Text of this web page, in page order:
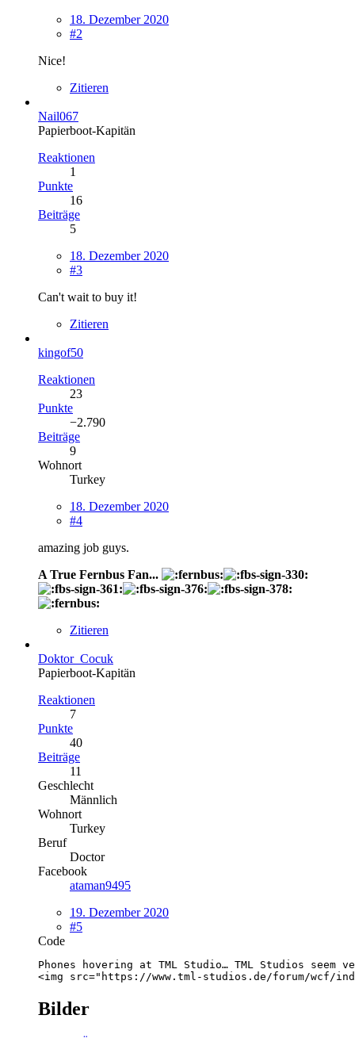
18. Dezember 2020
#2
Nice!
Zitieren
Nail067
Papierboot-Kapitän
Reaktionen
1
Punkte
16
Beiträge
5
18. Dezember 2020
#3
Can't wait to buy it!
Zitieren
kingof50
Reaktionen
23
Punkte
−2.790
Beiträge
9
Wohnort
Turkey
18. Dezember 2020
#4
amazing job guys.
A True Fernbus Fan...
Zitieren
Doktor_Cocuk
Papierboot-Kapitän
Reaktionen
7
Punkte
40
Beiträge
11
Geschlecht
Männlich
Wohnort
Turkey
Beruf
Doctor
Facebook
ataman9495
19. Dezember 2020
#5
Code
<img src="https://www.tml-studios.de/forum/wcf/
Bilder